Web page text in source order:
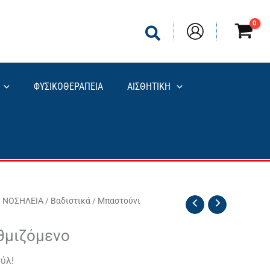
ΦΥΣΙΚΟΘΕΡΑΠΕΙΑ ΑΙΣΘΗΤΙΚΗ
ΝΟΣΗΛΕΙΑ / Βαδιστικά / Μπαστούνι